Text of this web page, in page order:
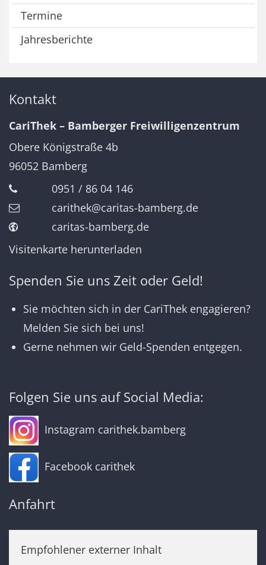
Termine
Jahresberichte
Kontakt
CariThek – Bamberger Freiwilligenzentrum
Obere Königstraße 4b
96052 Bamberg
0951 / 86 04 146
carithek@caritas-bamberg.de
caritas-bamberg.de
Visitenkarte herunterladen
Spenden Sie uns Zeit oder Geld!
Sie möchten sich in der CariThek engagieren?
Melden Sie sich bei uns!
Gerne nehmen wir Geld-Spenden entgegen.
Folgen Sie uns auf Social Media:
Instagram carithek.bamberg
Facebook carithek
Anfahrt
Empfohlener externer Inhalt